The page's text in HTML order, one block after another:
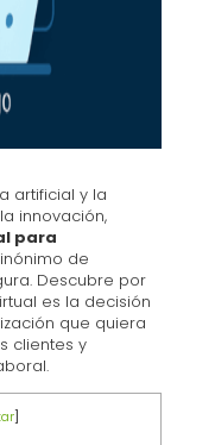
artificial y la
innovación,
para
de
Descubre por
es la decisión
que quiera
clientes y
]